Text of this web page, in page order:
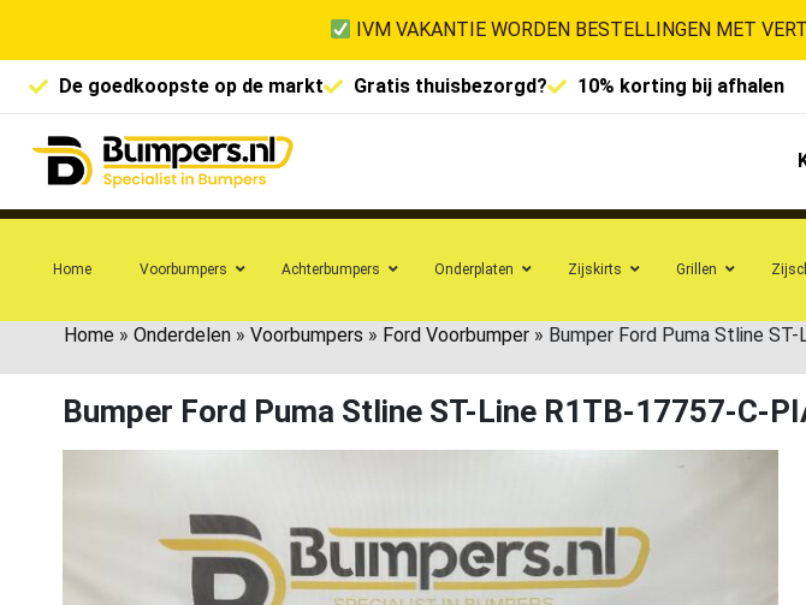
IVM VAKANTIE WORDEN BESTELLINGEN MET
De goedkoopste op de markt Gratis thuisbezorgd? 10% korting bij afhalen
Home Voorbumpers Achterbumpers Onderplaten Zijskirts Grillen
Home » Onderdelen » Voorbumpers » Ford Voorbumper » Bumper Ford Puma Stline
Bumper Ford Puma Stline ST-Line R1TB-17757-C-